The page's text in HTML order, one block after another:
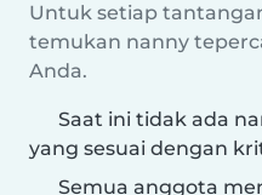
Untuk setiap
temukan nanny
Anda.
Saat ini tidak ada
yang sesuai dengan
Semua anggota